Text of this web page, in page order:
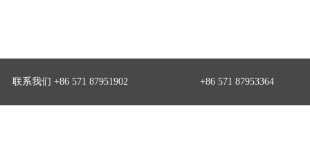
联系我们 +86 571 87951902 +86 571 87953364